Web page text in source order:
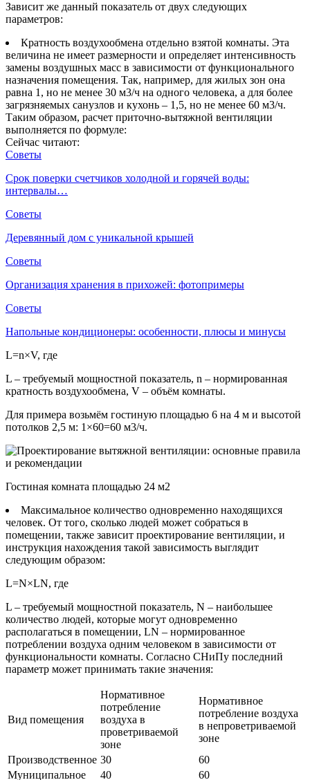
Зависит же данный показатель от двух следующих
параметров:
Кратность воздухообмена отдельно взятой комнаты. Эта
величина не имеет размерности и определяет интенсивность
замены воздушных масс в зависимости от функционального
назначения помещения. Так, например, для жилых зон она
равна 1, но не менее 30 м3/ч на одного человека, а для более
загрязняемых санузлов и кухонь – 1,5, но не менее 60 м3/ч.
Таким образом, расчет приточно-вытяжной вентиляции
выполняется по формуле:
Сейчас читают:
Советы
Срок поверки счетчиков холодной и горячей воды:
интервалы…
Советы
Деревянный дом с уникальной крышей
Советы
Организация хранения в прихожей: фотопримеры
Советы
Напольные кондиционеры: особенности, плюсы и минусы
L=n×V, где
L – требуемый мощностной показатель, n – нормированная
кратность воздухообмена, V – объём комнаты.
Для примера возьмём гостиную площадью 6 на 4 м и высотой
потолков 2,5 м: 1×60=60 м3/ч.
Гостиная комната площадью 24 м2
Максимальное количество одновременно находящихся
человек. От того, сколько людей может собраться в
помещении, также зависит проектирование вентиляции, и
инструкция нахождения такой зависимость выглядит
следующим образом:
L=N×LN, где
L – требуемый мощностной показатель, N – наибольшее
количество людей, которые могут одновременно
располагаться в помещении, LN – нормированное
потреблении воздуха одним человеком в зависимости от
функциональности комнаты. Согласно СНиПу последний
параметр может принимать такие значения:
Вид помещения
Нормативное
потребление
воздуха в
проветриваемой
зоне
Нормативное
потребление воздуха
в непроветриваемой
зоне
Производственное 30
60
Муниципальное
40
60